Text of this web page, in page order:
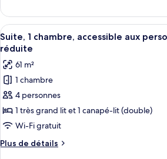
1
très
grand
lit,
accessible
aux
personnes
à
mobilité
réduite,
baignoire
le
type
de
chambre
Deluxe,
très
grand
lit,
aux
personnes
à
Afficher
toutes
les
photos
pour
ce
type
de
chambre :
Suite,
Une
4
Suite, 1 chambre, accessible aux
réduite
61 m²
1 chambre
4 personnes
1 très grand lit et 1 canapé-lit (double)
Wi-Fi gratuit
Plus de détails
Plus